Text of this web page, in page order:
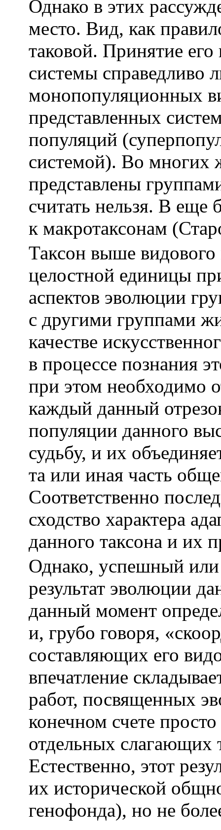
Однако в этих
место. Вид, как
таковой. Принятие его
системы справедливо
монопопуляционных
представленных
популяций
системой). Во многих
представлены
считать нельзя. В еще
к макротаксонам
Таксон выше
целостной единицы
аспектов эволюции
с другими группами
качестве
в процессе познания
при этом необходимо
каждый данный
популяции данного
судьбу, и их
та или иная часть
Соответственно
сходство характера
данного таксона и их
Однако, успешный
результат эволюции
данный момент
и, грубо говоря,
составляющих его
впечатление
работ, посвященных
конечном счете
отдельных слагающих
Естественно, этот
их исторической
генофонда), но не